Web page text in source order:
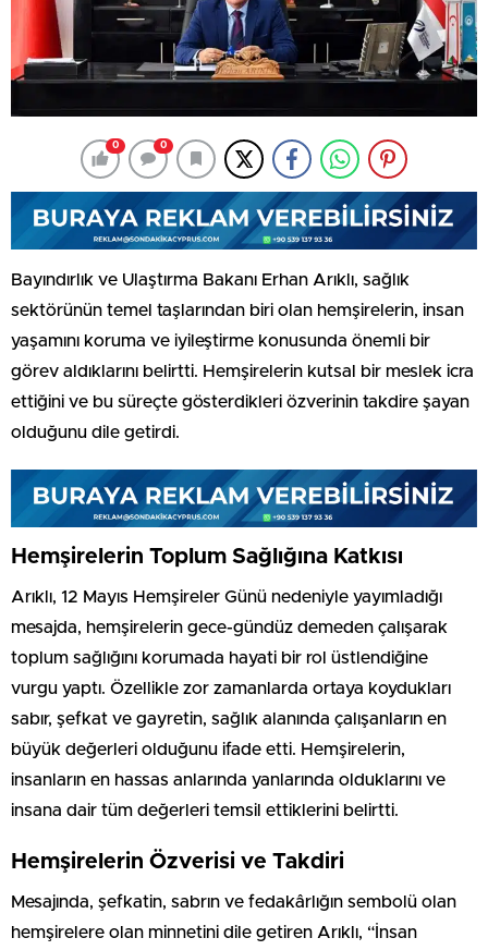
0 0
Bayındırlık ve Ulaştırma Bakanı Erhan Arıklı, sağlık
sektörünün temel taşlarından biri olan hemşirelerin, insan
yaşamını koruma ve iyileştirme konusunda önemli bir
görev aldıklarını belirtti. Hemşirelerin kutsal bir meslek icra
ettiğini ve bu süreçte gösterdikleri özverinin takdire şayan
olduğunu dile getirdi.
Hemşirelerin Toplum Sağlığına Katkısı
Arıklı, 12 Mayıs Hemşireler Günü nedeniyle yayımladığı
mesajda, hemşirelerin gece-gündüz demeden çalışarak
toplum sağlığını korumada hayati bir rol üstlendiğine
vurgu yaptı. Özellikle zor zamanlarda ortaya koydukları
sabır, şefkat ve gayretin, sağlık alanında çalışanların en
büyük değerleri olduğunu ifade etti. Hemşirelerin,
insanların en hassas anlarında yanlarında olduklarını ve
insana dair tüm değerleri temsil ettiklerini belirtti.
Hemşirelerin Özverisi ve Takdiri
Mesajında, şefkatin, sabrın ve fedakârlığın sembolü olan
hemşirelere olan minnetini dile getiren Arıklı, “İnsan